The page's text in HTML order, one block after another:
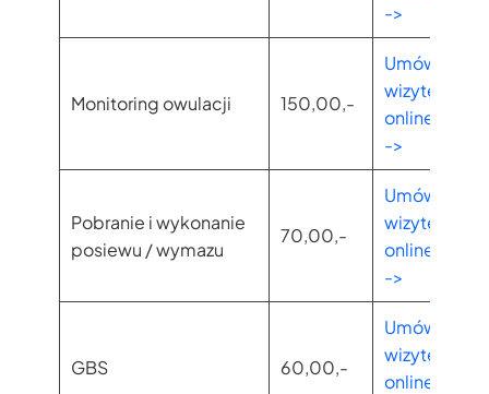
->
Monitoring owulacji 150,00,-
Umów
wizytę
online
->
Pobranie i wykonanie
posiewu / wymazu
70,00,-
Umów
wizytę
online
->
GBS 60,00,-
Umów
wizytę
online